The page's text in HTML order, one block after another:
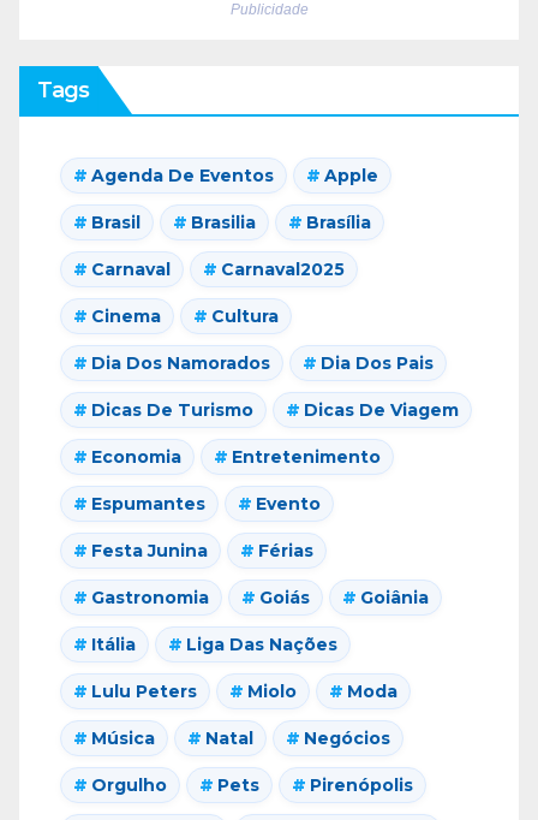
Publicidade
Tags
Agenda De Eventos Apple
Brasil Brasilia Brasília
Carnaval Carnaval2025
Cinema Cultura
Dia Dos Namorados Dia Dos Pais
Dicas De Turismo Dicas De Viagem
Economia Entretenimento
Espumantes Evento
Festa Junina Férias
Gastronomia Goiás Goiânia
Itália Liga Das Nações
Lulu Peters Miolo Moda
Música Natal Negócios
Orgulho Pets Pirenópolis